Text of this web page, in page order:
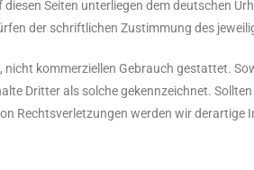
Seiten unterliegen dem deutschen
der schriftlichen Zustimmung des
kommerziellen Gebrauch gestattet.
Dritter als solche gekennzeichnet.
Rechtsverletzungen werden wir derartige